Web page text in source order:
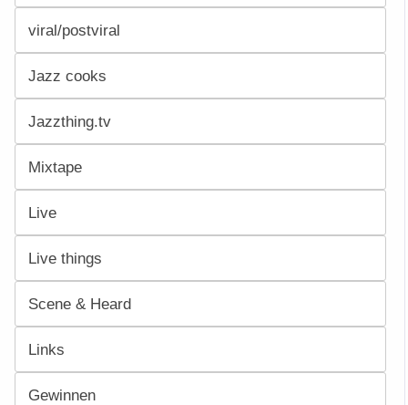
viral/postviral
Jazz cooks
Jazzthing.tv
Mixtape
Live
Live things
Scene & Heard
Links
Gewinnen